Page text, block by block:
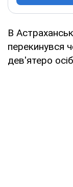
В
перекинувся
дев'ятеро